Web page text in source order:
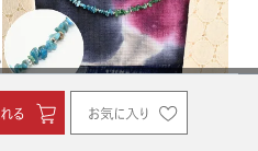
〔アウトレットSALE 6000〕羽織紐 天然石
さざれ石 カニカン フック式タイプ